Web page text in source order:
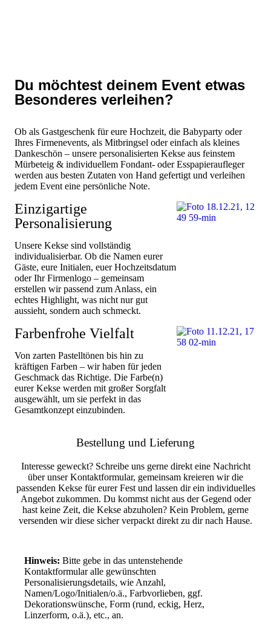
Du möchtest deinem Event etwas
Besonderes verleihen?
Ob als Gastgeschenk für eure Hochzeit, die Babyparty oder
Ihres Firmenevents, als Mitbringsel oder einfach als kleines
Dankeschön – unsere personalisierten Kekse aus feinstem
Mürbeteig & individuellem Fondant- oder Esspapieraufleger
werden aus besten Zutaten von Hand gefertigt und verleihen
jedem Event eine persönliche Note.
Einzigartige
Personalisierung​
Unsere Kekse sind vollständig
individualisierbar. Ob die Namen eurer
Gäste, eure Initialen, euer Hochzeitsdatum
oder Ihr Firmenlogo – gemeinsam
erstellen wir passend zum Anlass, ein
echtes Highlight, was nicht nur gut
aussieht, sondern auch schmeckt.
Farbenfrohe Vielfalt
Von zarten Pastelltönen bis hin zu
kräftigen Farben – wir haben für jeden
Geschmack das Richtige. Die Farbe(n)
eurer Kekse werden mit großer Sorgfalt
ausgewählt, um sie perfekt in das
Gesamtkonzept einzubinden.
Bestellung und Lieferung
Interesse geweckt? Schreibe uns gerne direkt eine Nachricht
über unser Kontaktformular, gemeinsam kreieren wir die
passenden Kekse für eurer Fest und lassen dir ein individuelles
Angebot zukommen. Du kommst nicht aus der Gegend oder
hast keine Zeit, die Kekse abzuholen? Kein Problem, gerne
versenden wir diese sicher verpackt direkt zu dir nach Hause.
Hinweis: Bitte gebe in das untenstehende
Kontaktformular alle gewünschten
Personalisierungsdetails, wie Anzahl,
Namen/Logo/Initialen/o.ä., Farbvorlieben, ggf.
Dekorationswünsche, Form (rund, eckig, Herz,
Linzerform, o.ä.), etc., an.